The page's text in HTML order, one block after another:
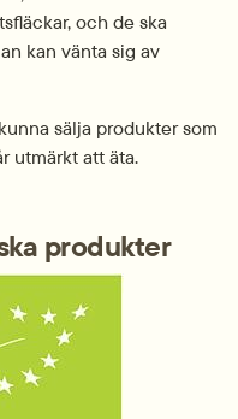
och de ska
kan vänta sig av
sälja produkter som
utmärkt att äta.
produkter